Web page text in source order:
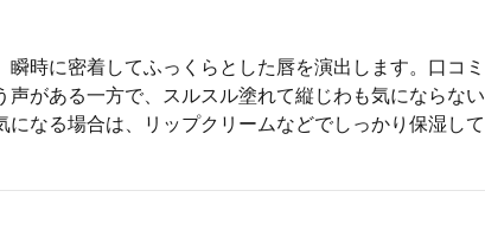
時に密着してふっくらとした唇を演出します。口コミ
がある一方で、スルスル塗れて縦じわも気にならない
になる場合は、リップクリームなどでしっかり保湿して